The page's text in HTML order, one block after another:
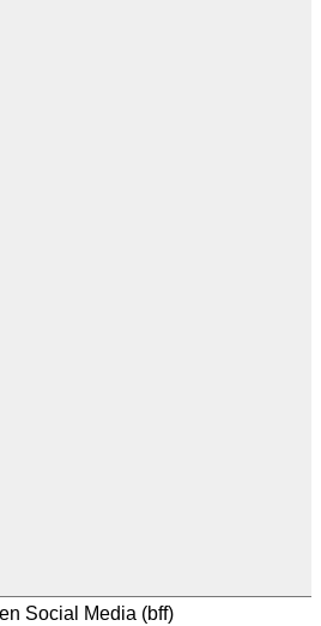
Social Media (bff)